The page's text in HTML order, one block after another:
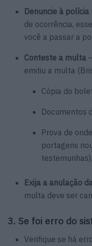
Denuncie à polícia
de ocorrência,
você a passar a
Conteste a multa
emitiu a multa
Cópia do
Documentos
Prova de
portagens
testemunhas).
Exija a anulação
multa deve ser
3. Se foi erro do
Verifique se há